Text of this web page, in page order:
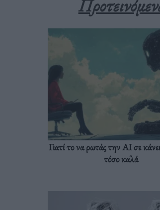
Γιατί το να ρωτάς την AI σε
τόσο καλά